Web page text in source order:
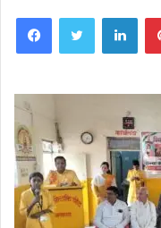
FacebookTwitter